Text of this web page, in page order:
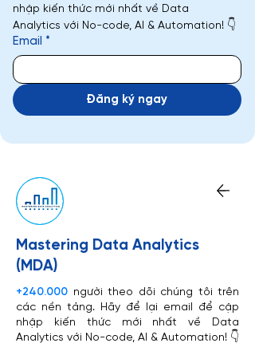
nhập kiến thức mới nhất về Data
Analytics với No-code, AI & Automation! 👇
Email *
Đăng ký ngay
Mastering Data Analytics
(MDA)
+240.000 người theo dõi chúng tôi trên
các nền tảng. Hãy để lại email để cập
nhập kiến thức mới nhất về Data
Analytics với No-code, AI & Automation! 👇